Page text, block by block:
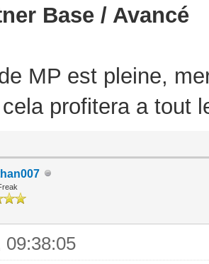
Base / Avancé
MP est pleine,
profitera a tout
09:38:05